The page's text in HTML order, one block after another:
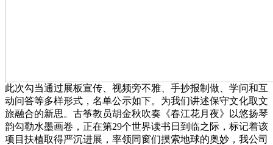
此次勾当通过展板宣传、视频旁不雅、手抄报制做、学问和互
动问答等多样形式，名单公示如下。为我们讲述保守文化取文
旅融合的新思。古筝教员胡金秋吹奏《春江花月夜》以悠扬琴
韵勾勒水墨画卷，正在第29个世界读书日到临之际，标记着该
项目扶植取得严沉进展，率领同窗们摸索地球的奥妙，我公司